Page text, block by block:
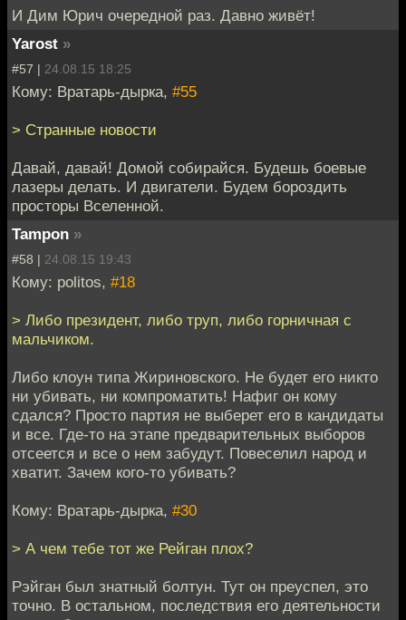
И Дим Юрич очередной раз. Давно живёт!
Yarost »
#57 | 24.08.15 18:25
Кому: Вратарь-дырка, #55
> Странные новости
Давай, давай! Домой собирайся. Будешь боевые
лазеры делать. И двигатели. Будем бороздить
просторы Вселенной.
Tampon »
#58 | 24.08.15 19:43
Кому: politos, #18
> Либо президент, либо труп, либо горничная с
мальчиком.
Либо клоун типа Жириновского. Не будет его никто
ни убивать, ни компроматить! Нафиг он кому
сдался? Просто партия не выберет его в кандидаты
и все. Где-то на этапе предварительных выборов
отсеется и все о нем забудут. Повеселил народ и
хватит. Зачем кого-то убивать?
Кому: Вратарь-дырка, #30
> А чем тебе тот же Рейган плох?
Рэйган был знатный болтун. Тут он преуспел, это
точно. В остальном, последствия его деятельности